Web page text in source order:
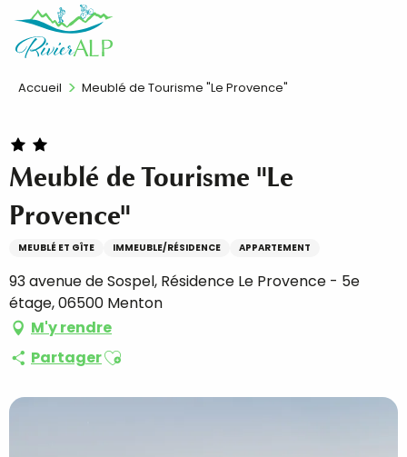
contenu
FR
Accueil Meublé de Tourisme "Le Provence"
Meublé de Tourisme "Le
Provence"
MEUBLÉ ET GÎTE IMMEUBLE/RÉSIDENCE APPARTEMENT
93 avenue de Sospel, Résidence Le Provence - 5e
étage, 06500 Menton
M'y rendre
PartagerAjouter aux favoris